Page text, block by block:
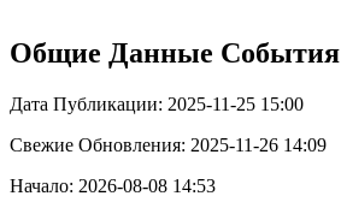
Общие Данные События
Дата Публикации: 2025-11-25 15:00
Свежие Обновления: 2025-11-26 14:09
Начало: 2026-08-08 14:53